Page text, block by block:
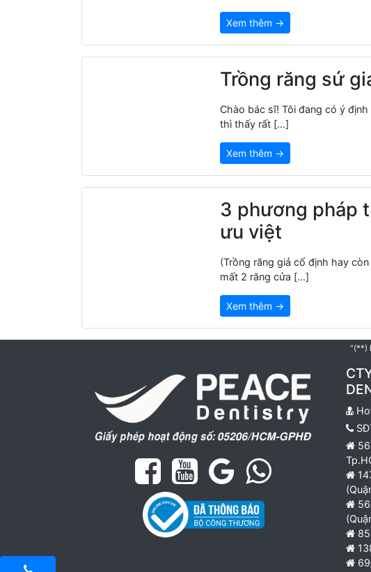
Xem thêm →
Trồng răng sứ
Chào bác sĩ! Tôi đang có ý
thì thấy rất […]
Xem thêm →
3 phương pháp
ưu việt
(Trồng răng giả cố định hay
mất 2 răng cửa […]
Xem thêm →
"(**)